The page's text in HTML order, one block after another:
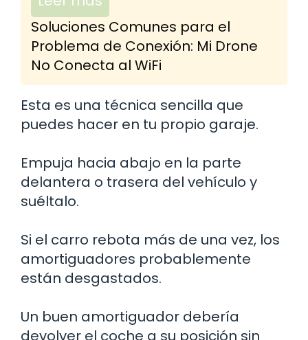
Soluciones Comunes para el
Problema de Conexión: Mi Drone
No Conecta al WiFi
Esta es una técnica sencilla que
puedes hacer en tu propio garaje.
Empuja hacia abajo en la parte
delantera o trasera del vehículo y
suéltalo.
Si el carro rebota más de una vez, los
amortiguadores probablemente
están desgastados.
Un buen amortiguador debería
devolver el coche a su posición sin